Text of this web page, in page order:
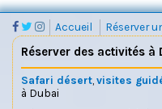
Accueil Réserver
Réserver des activités à
Safari désert,visites
à Dubai